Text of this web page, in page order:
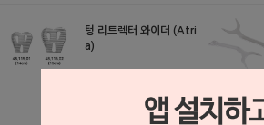
텅 리트렉터 와이더 (Atri
a)